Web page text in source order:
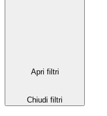
Apri filtri
Chiudi filtri